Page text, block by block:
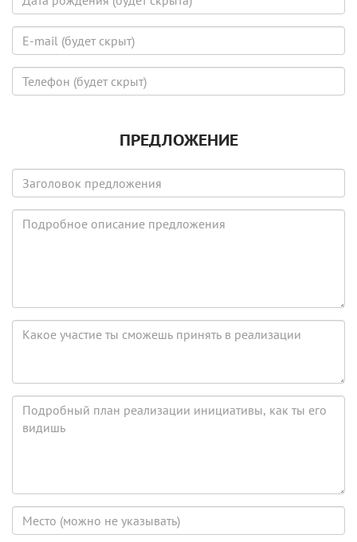
рождения
(будет
скрыта)
mail
(будет
скрыт)
Телефон
(будет
ПРЕДЛОЖЕНИЕ
Заголовок
предложения
Подробное
описание
Какое
сможешь
принять
реализации
Подробный
реализации
ты
его
видишь
Место
(можно